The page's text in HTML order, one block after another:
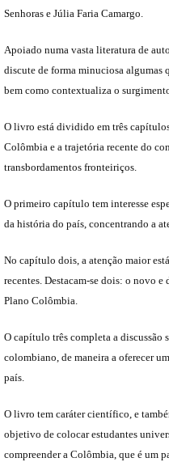
Senhoras e Júlia Faria Camargo.
Apoiado numa vasta literatura de
discute de forma minuciosa algumas
bem como contextualiza o
O livro está dividido em três
Colômbia e a trajetória recente do
transbordamentos fronteiriços.
O primeiro capítulo tem interesse
da história do país, concentrando a
No capítulo dois, a atenção maior
recentes. Destacam-se dois: o novo
Plano Colômbia.
O capítulo três completa a discussão
colombiano, de maneira a oferecer
país.
O livro tem caráter científico, e
objetivo de colocar estudantes
compreender a Colômbia, que é um